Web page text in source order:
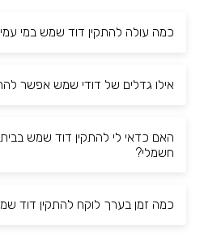
כמה עולה להתקין דוד שמש במי
אילו גדלים של דודי שמש אפשר
האם כדאי לי להתקין דוד שמש
חשמלי?
כמה זמן בערך לוקח להתקין דוד